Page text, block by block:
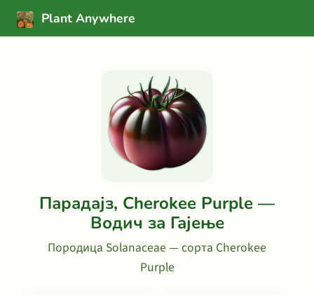
Plant Anywhere
Парадајз, Cherokee Purple —
Водич за Гајење
Породица Solanaceae — сорта Cherokee
Purple